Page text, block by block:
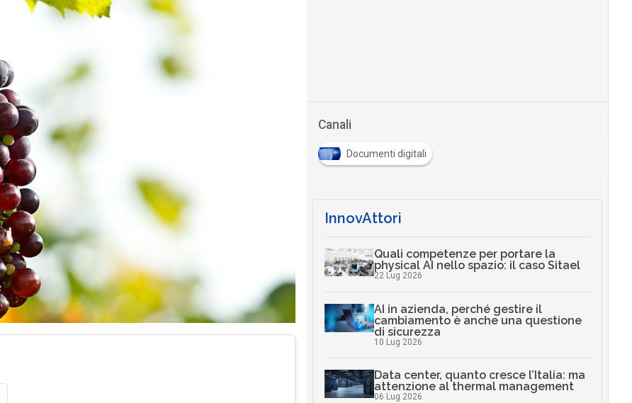
Canali
Documenti digitali
InnovAttori
Quali competenze per portare la
physical AI nello spazio: il caso Sitael
22 Lug 2026
AI in azienda, perché gestire il
cambiamento è anche una questione
di sicurezza
10 Lug 2026
Data center, quanto cresce l’Italia: ma
attenzione al thermal management
06 Lug 2026